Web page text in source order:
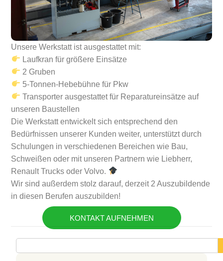
Unsere Werkstatt ist ausgestattet mit:
Laufkran für größere Einsätze
2 Gruben
5-Tonnen-Hebebühne für Pkw
Transporter ausgestattet für Reparatureinsätze auf
unseren Baustellen
Die Werkstatt entwickelt sich entsprechend den
Bedürfnissen unserer Kunden weiter, unterstützt durch
Schulungen in verschiedenen Bereichen wie Bau,
Schweißen oder mit unseren Partnern wie Liebherr,
Renault Trucks oder Volvo.
Wir sind außerdem stolz darauf, derzeit 2 Auszubildende
in diesen Berufen auszubilden!
KONTAKT AUFNEHMEN